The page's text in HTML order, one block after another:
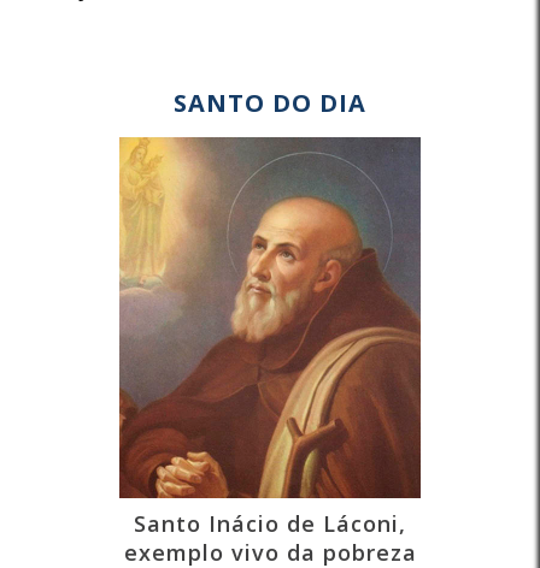
SANTO DO DIA
Santo Inácio de Láconi,
exemplo vivo da pobreza